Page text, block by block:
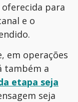
para
e o
em operações
também a
etapa seja
seja